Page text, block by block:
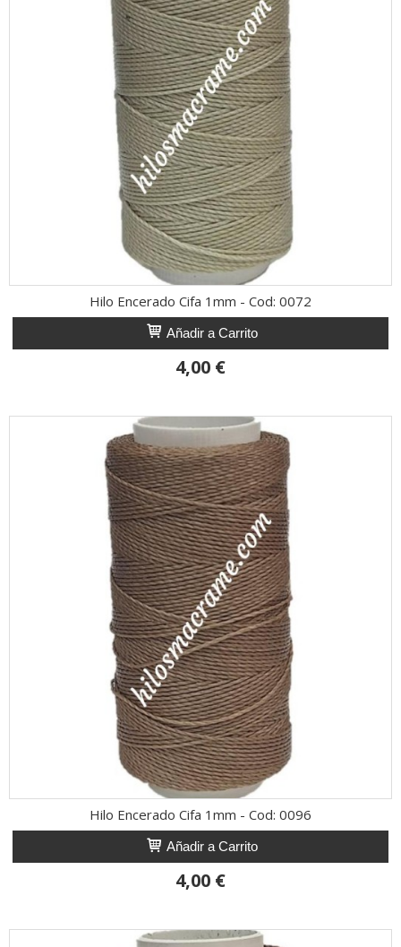
Hilo Encerado Cifa 1mm - Cod: 0072
Añadir a Carrito
4,00 €
Hilo Encerado Cifa 1mm - Cod: 0096
Añadir a Carrito
4,00 €